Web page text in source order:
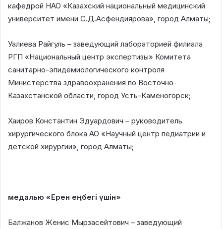
кафедрой НАО «Казахский национальный медицинский
университет имени С.Д.Асфендиярова», город Алматы;
Уалиева Райгуль – заведующий лабораторией филиала
РГП «Национальный центр экспертизы» Комитета
санитарно-эпидемиологического контроля
Министерства здравоохранения по Восточно-
Казахстанской области, город Усть-Каменогорск;
Хаиров Константин Эдуардович – руководитель
хирургического блока АО «Научный центр педиатрии и
детской хирургии», город Алматы;
медалью «Ерен еңбегі үшін»
Балжанов Женис Мырзасейтович – заведующий